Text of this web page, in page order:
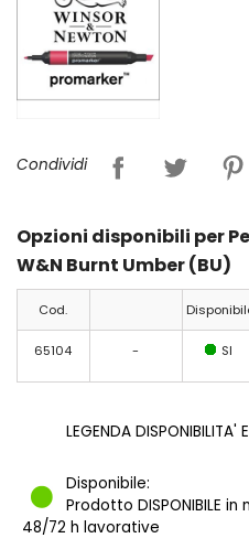
Condividi
Opzioni disponibili per
W&N Burnt Umber (BU)
Cod.
65104 - SI
LEGENDA DISPONIBILITA'
Disponibile:
Prodotto DISPONIBILE
48/72 h lavorative